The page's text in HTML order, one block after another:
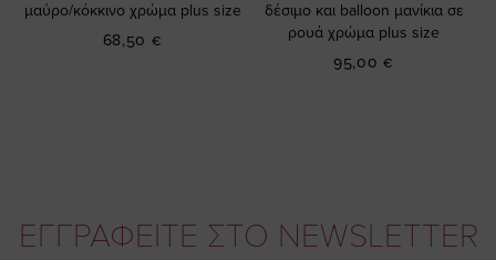
μαύρο/κόκκινο χρώμα plus size
68,50 €
δέσιμο και balloon μανίκια σε
ρουά χρώμα plus size
95,00 €
ΕΓΓΡΑΦΕΙΤΕ ΣΤΟ NEWSLETTER